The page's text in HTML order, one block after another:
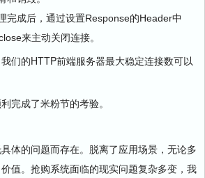
完成后，通过设置Response的Header中
来主动关闭连接。
的HTTP前端服务器最大稳定连接数可以
成了米粉节的考验。
的问题而存在。脱离了应用场景，无论多
值。抢购系统面临的现实问题复杂多变，我